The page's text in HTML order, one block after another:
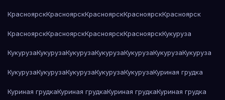
КрасноярскКрасноярскКрасноярскКрасноярскКрасноярск
КрасноярскКрасноярскКрасноярскКрасноярскКукуруза
КукурузаКукурузаКукурузаКукурузаКукурузаКукурузаКукуруза
КукурузаКукурузаКукурузаКукурузаКукурузаКуриная грудка
Куриная грудкаКуриная грудкаКуриная грудкаКуриная грудка